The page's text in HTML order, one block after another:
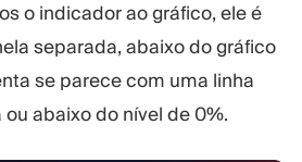
o indicador ao gráfico, ele é
separada, abaixo do gráfico
se parece com uma linha
abaixo do nível de 0%.